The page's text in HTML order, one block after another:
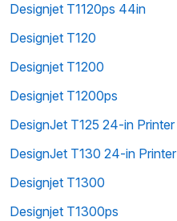
Designjet T1120ps 44in
Designjet T120
Designjet T1200
Designjet T1200ps
DesignJet T125 24-in Printer
DesignJet T130 24-in Printer
Designjet T1300
Designjet T1300ps